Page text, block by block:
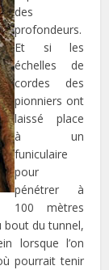
des
profondeurs.
Et si les
échelles de
cordes des
pionniers ont
laissé place
à un
funiculaire
pour
pénétrer à
100 mètres
bout du tunnel,
lorsque l’on
pourrait tenir